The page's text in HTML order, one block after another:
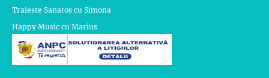
Traieste Sanatos cu Simona
Happy Music cu Marius